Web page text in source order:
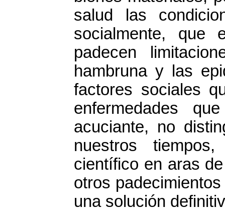
salud las
socialmente, que
padecen
hambruna y las
factores sociales
enfermedades
acuciante, no
nuestros
científico en aras
otros
una solución